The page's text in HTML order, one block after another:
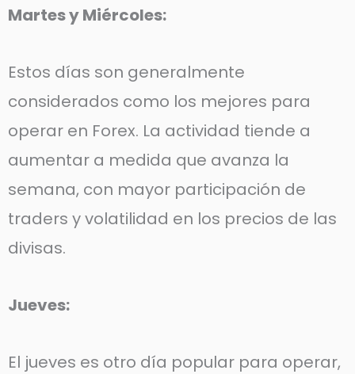
Martes y Miércoles:
Estos días son generalmente
considerados como los mejores para
operar en Forex. La actividad tiende a
aumentar a medida que avanza la
semana, con mayor participación de
traders y volatilidad en los precios de las
divisas.
Jueves:
El jueves es otro día popular para operar,